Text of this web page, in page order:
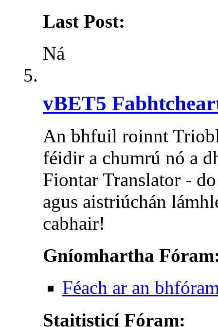
Last Post:
Ná
vBET5
An bhfuil roinnt
féidir a chumrú nó a
Fiontar Translator -
agus aistriúchán
cabhair!
Gníomhartha
Féach ar an
Staitisticí Fóram: